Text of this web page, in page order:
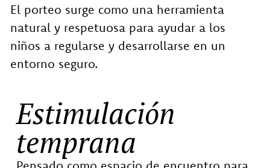
El porteo surge como una herramienta
natural y respetuosa para ayudar a los
niños a regularse y desarrollarse en un
entorno seguro.
Estimulación
temprana